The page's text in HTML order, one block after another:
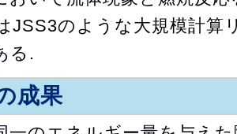
JSS3のような大規模計算
る.
成果